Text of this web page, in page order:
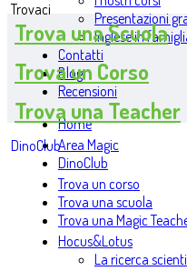
Presentazioni
Inglese in
Contatti
Blog
Recensioni
Home
Area Magic
DinoClub
Trova un corso
Trova una scuola
Trova una Magic
Hocus&Lotus
La ricerca
Trovaci
Trova una Scuola
Trova un Corso
Trova una Teacher
DinoClub